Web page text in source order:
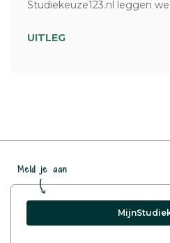
Studiekeuze123.nl leggen
UITLEG
Meld je aan